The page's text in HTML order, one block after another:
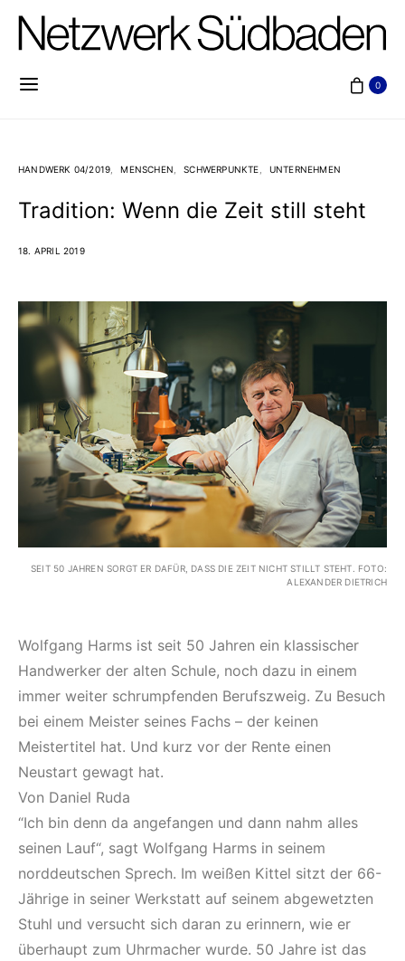
0
HANDWERK 04/2019 MENSCHEN SCHWERPUNKTE UNTERNEHMEN
Tradition: Wenn die Zeit still steht
18. APRIL 2019
SEIT 50 JAHREN SORGT ER DAFÜR, DASS DIE ZEIT NICHT STILLT STEHT. FOTO:
ALEXANDER DIETRICH
Wolfgang Harms ist seit 50 Jahren ein klassischer
Handwerker der alten Schule, noch dazu in einem
immer weiter schrumpfenden Berufszweig. Zu Besuch
bei einem Meister seines Fachs – der keinen
Meistertitel hat. Und kurz vor der Rente einen
Neustart gewagt hat.
Von Daniel Ruda
“Ich bin denn da angefangen und dann nahm alles
seinen Lauf“, sagt Wolfgang Harms in seinem
norddeutschen Sprech. Im weißen Kittel sitzt der 66-
Jährige in seiner Werkstatt auf seinem abgewetzten
Stuhl und versucht sich daran zu erinnern, wie er
überhaupt zum Uhrmacher wurde. 50 Jahre ist das